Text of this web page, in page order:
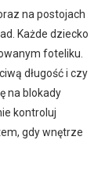
na postojach
Każde dziecko
foteliku.
długość i czy
na blokady
kontroluj
gdy wnętrze